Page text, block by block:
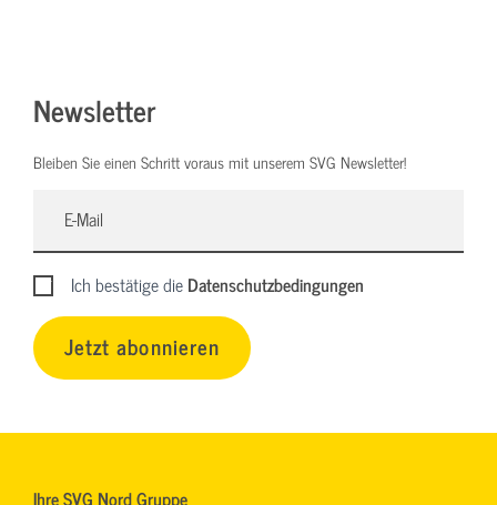
Newsletter
Bleiben Sie einen Schritt voraus mit unserem SVG Newsletter!
Ich bestätige dieDatenschutzbedingungen
Jetzt abonnieren
Ihre SVG Nord Gruppe